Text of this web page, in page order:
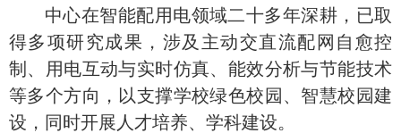
中心在智能配用电领域二十多年深耕，已取
得多项研究成果，涉及主动交直流配网自愈控
制、用电互动与实时仿真、能效分析与节能技术
等多个方向，以支撑学校绿色校园、智慧校园建
设，同时开展人才培养、学科建设。